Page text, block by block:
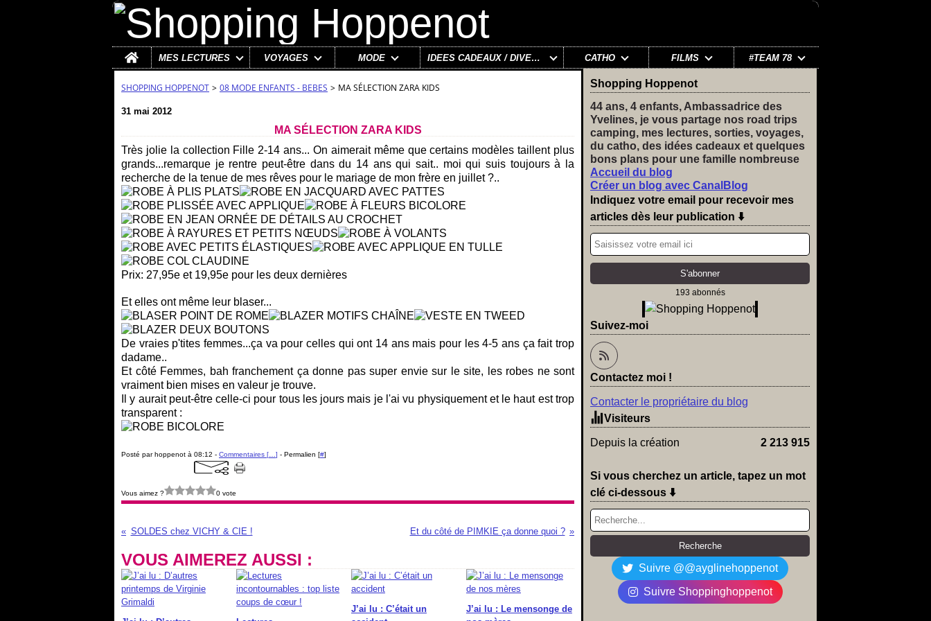
Home
MES LECTURES VOYAGES MODE IDÉES CADEAUX / DIVERS CATHO FILMS #TEAM 78
SHOPPING HOPPENOT > 08 MODE ENFANTS - BEBES > MA SÉLECTION ZARA KIDS
31 mai 2012
MA SÉLECTION ZARA KIDS
Très jolie la collection Fille 2-14 ans... On aimerait même que certains modèles taillent plus
grands...remarque je rentre peut-être dans du 14 ans qui sait.. moi qui suis toujours à la
recherche de la tenue de mes rêves pour le mariage de mon frère en juillet ?..
Prix: 27,95e et 19,95e pour les deux dernières
Et elles ont même leur blaser...
De vraies p'tites femmes...ça va pour celles qui ont 14 ans mais pour les 4-5 ans ça fait trop
dadame..
Et côté Femmes, bah franchement ça donne pas super envie sur le site, les robes ne sont
vraiment bien mises en valeur je trouve.
Il y aurait peut-être celle-ci pour tous les jours mais je l'ai vu physiquement et le haut est trop
transparent :
Posté par hoppenot à 08:12 - Commentaires [ ] - Permalien [#]
Vous aimez ? 0 vote
SOLDES chez VICHY & CIE ! Et du côté de PIMKIE ça donne quoi ?
VOUS AIMEREZ AUSSI :
J’ai lu : C’était un
J’ai lu : Le mensonge de
Shopping Hoppenot
44 ans, 4 enfants, Ambassadrice des
Yvelines, je vous partage nos road trips
camping, mes lectures, sorties, voyages,
du catho, des idées cadeaux et quelques
bons plans pour une famille nombreuse
Accueil du blog
Créer un blog avec CanalBlog
Indiquez votre email pour recevoir mes
articles dès leur publication ⬇️
193 abonnés
Suivez-moi
Contactez moi !
Contacter le propriétaire du blog
Visiteurs
Depuis la création 2 213 915
Si vous cherchez un article, tapez un mot
clé ci-dessous ⬇️
Suivre @@ayglinehoppenot
Suivre Shoppinghoppenot